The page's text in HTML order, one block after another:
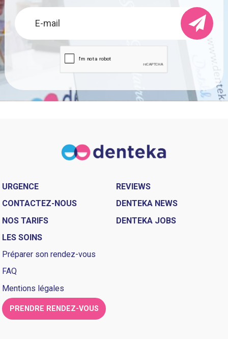
URGENCE
CONTACTEZ-NOUS
NOS TARIFS
LES SOINS
REVIEWS
DENTEKA NEWS
DENTEKA JOBS
Préparer son rendez-vous
FAQ
Mentions légales
PRENDRE RENDEZ-VOUS